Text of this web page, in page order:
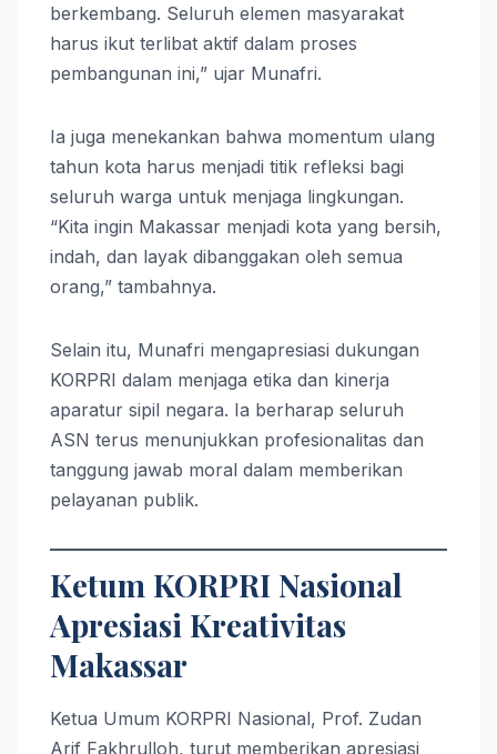
berkembang. Seluruh elemen masyarakat
harus ikut terlibat aktif dalam proses
pembangunan ini,” ujar Munafri.
Ia juga menekankan bahwa momentum ulang
tahun kota harus menjadi titik refleksi bagi
seluruh warga untuk menjaga lingkungan.
“Kita ingin Makassar menjadi kota yang bersih,
indah, dan layak dibanggakan oleh semua
orang,” tambahnya.
Selain itu, Munafri mengapresiasi dukungan
KORPRI dalam menjaga etika dan kinerja
aparatur sipil negara. Ia berharap seluruh
ASN terus menunjukkan profesionalitas dan
tanggung jawab moral dalam memberikan
pelayanan publik.
Ketum KORPRI Nasional
Apresiasi Kreativitas
Makassar
Ketua Umum KORPRI Nasional, Prof. Zudan
Arif Fakhrulloh, turut memberikan apresiasi